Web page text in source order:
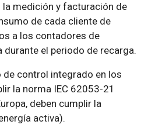
medición y facturación de
de cada cliente de
a los contadores de
el periodo de recarga.
de control integrado en los
la norma IEC 62053-21
deben cumplir la
activa).